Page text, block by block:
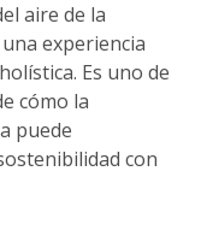
aire de la
experiencia
Es uno de
cómo la
puede
con